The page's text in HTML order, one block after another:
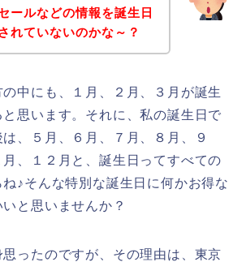
ールなどの情報を誕生日
れていないのかな～？
中にも、１月、２月、３月が誕生
と思います。それに、私の誕生日で
、５月、６月、７月、８月、９
月、１２月と、誕生日ってすべての
ね♪そんな特別な誕生日に何かお得な
と思いませんか？
ったのですが、その理由は、東京